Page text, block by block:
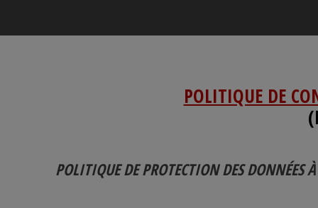
POLITIQUE DE
POLITIQUE DE PROTECTION DES DONNÉES